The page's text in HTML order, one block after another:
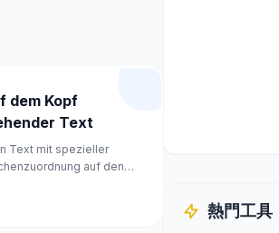
dem Kopf
Text
Text mit spezieller
auf den
熱門工具